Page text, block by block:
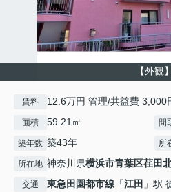
【外観】
賃料 12.6万円 管理/共益費 3,000
面積 59.21㎡ 間
築年数 築43年 所
所在地 神奈川県横浜市青葉区荏田
交通 東急田園都市線 「江田 」駅